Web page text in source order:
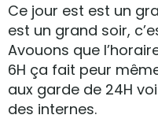
Ce jour est est un
est un grand soir,
Avouons que
6H ça fait peur
aux garde de 24H
des internes.